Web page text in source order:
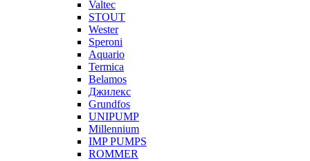
Valtec
STOUT
Wester
Speroni
Aquario
Termica
Belamos
Джилекс
Grundfos
UNIPUMP
Millennium
IMP PUMPS
ROMMER